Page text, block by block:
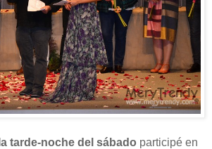
la tarde-noche del sábado participé en